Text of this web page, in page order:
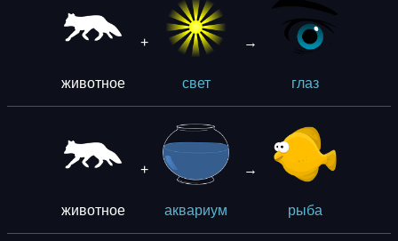
животное
+
свет
→
глаз
животное
+
аквариум
→
рыба